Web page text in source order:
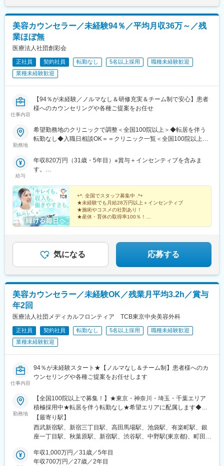
駅、県庁前駅(沖縄県)、新宿西口駅、新宿駅(東京メトロ)、学習院
下駅、東池袋駅、日比谷駅、銀座駅、岩本町駅、立川駅、京王八
王子駅、高輪台駅、奥沢駅、神奈川駅、平沼橋駅、京急川崎駅、
石上駅、新越谷駅、宇都宮駅東口駅、新千葉駅、栄町駅(千葉県)、
船橋駅、札幌駅、仙台駅(地下鉄)、曽根田駅、栄駅(愛知県)、名古
屋駅、西高蔵駅、新豊田駅、新豊橋駅、岐阜駅、新静岡駅、浜松
駅、三島田町駅、市役所前駅(長野県)、金沢駅、あすなろう四日市
阿部野橋駅、四ツ橋駅、七条駅、四条駅(京都市営)、三宮駅(神戸
新交通)、山陽姫路駅、田中口駅、八丁堀駅(広島県)、高松築港
県)、東比恵駅、鹿児島中央駅、水道町駅、五島町駅、旭橋駅、西
早稲田駅、末広町駅(東京都)、立川南駅、高輪ゲートウェイ駅、九
り駅、三島駅、七ツ屋駅、富山駅、福井城址大名町駅、なんば駅
(南海線)、大阪駅、天王寺駅、西大橋駅、五条駅(京都市営)、京都
駅、はりまや橋駅、旦過駅、高見橋駅、熊本城・市役所前駅、長
崎駅(長崎県)、美栄橋駅
美容カウンセラー／未経験94％／平均月収36万～／残
業ほぼ無
医療法人社団創彩会
正社員 契約社員 転勤なし 5名以上採用
職種未経験歓迎
業種未経験歓迎
仕事内容
【94％が未経験／ノルマなし＆研修充実＆チーム制で安心】患者
様へのカウンセリングや各種ご提案をお任せ
勤務地
希望勤務地のクリニックで調整＜全国100院以上＞◆転居を伴う
転勤なし◆入職日相談OK＝＝クリニック一覧＜全国100院以上展
岡院、秋田院、山形院、仙台駅前院、福島院、郡山院など【関
東】新宿東口院、池袋駅前院、品川院、秋葉原院、町田院、八王
院、水戸院、つくば院、宇都宮院、高崎院、前橋院など【中部】
名古屋栄院、岐阜院、静岡院、浜松院、三島院、新潟院、金沢
院、福井院、富山院、長野院、松本院、山梨甲府駅前院など【近
畿】大阪駅前院、天王寺院、京都駅前院、奈良院、姫路院、神戸
院、和歌山院、四日市院など【中四国】広島院、福山院、松山
院、高松院、高知院、徳島院、松江院、周南徳山駅ビル院【九
院、鹿児島院、那覇院など※受動喫煙対策あり
給与
年収820万円（31歳・5年目）※賞与＋インセンティブを含みま
す。
す。
+*. 全国でスタッフ募集中 .*+
★未経験でも月給28万円以上＋インセンティブ
★施術やコスメの社割あり！
★産休・育休の取得率100％！
気になる 応募する
美容カウンセラー／未経験OK／残業月平均3.2h／賞与
年2回
医療法人社団メディカルフロンティア TCB東京中央美容外科
正社員 契約社員 転勤なし 5名以上採用
職種未経験歓迎
業種未経験歓迎
仕事内容
94％が未経験スタート★【ノルマなし＆チーム制】患者様へのカ
ウンセリングや各種ご提案をお任せします
勤務地
【全国100院以上で募集！】★東京・神奈川・埼玉・千葉エリア
積極採用中★転居を伴う転勤なし★希望エリアに配属します◆ク
リニック一覧＜全国100院以上展開＞【北海道・東北】旭川駅前
院、青森院、盛岡院、秋田院、山形院、仙台駅前院、福島院、郡
山院 など【関東】新宿東口院、池袋駅前院、品川院、秋葉原
横浜院、大宮東口院、水戸院、つくば院、宇都宮院、高崎院、前
橋院 など【中部】名古屋駅前院 、名古屋栄院、金山院、岐阜
【最寄り駅】
西武新宿駅、新宿三丁目駅、高田馬場駅、池袋駅、有楽町駅、銀
座一丁目駅、秋葉原駅、新宿駅、渋谷駅、中野駅(東京都)、町田
浜駅、横浜駅、川崎駅、藤沢駅、本厚木駅、大宮駅(埼玉県)、川口
駅、川越駅、南越谷駅、宇都宮駅、水戸駅、つくば駅、千葉駅、
年収1,000万円／31歳／5年目
年収700万円／27歳／2年目